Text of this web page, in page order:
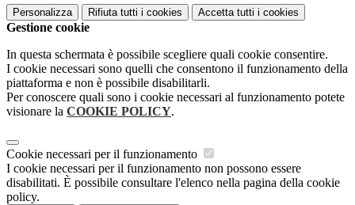
Personalizza Rifiuta tutti i cookies Accetta tutti i cookies
Gestione cookie
In questa schermata è possibile scegliere quali cookie consentire.
I cookie necessari sono quelli che consentono il funzionamento della
piattaforma e non è possibile disabilitarli.
Per conoscere quali sono i cookie necessari al funzionamento potete
visionare la COOKIE POLICY.
Cookie necessari per il funzionamento
I cookie necessari per il funzionamento non possono essere
disabilitati. È possibile consultare l'elenco nella pagina della cookie
policy.